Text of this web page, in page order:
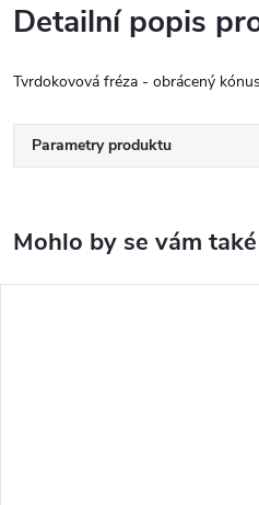
Detailní popis
Tvrdokovová fréza - obrácený
Parametry produktu